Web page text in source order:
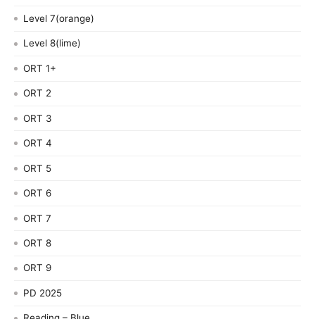
Level 7(orange)
Level 8(lime)
ORT 1+
ORT 2
ORT 3
ORT 4
ORT 5
ORT 6
ORT 7
ORT 8
ORT 9
PD 2025